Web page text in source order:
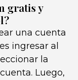
gratis y
una cuenta
ingresar al
la
Luego,